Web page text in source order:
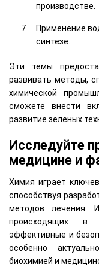
производстве.
Применение
синтезе.
Эти темы
развивать методы,
химической
сможете внести
развитие зеленых
Исследуйте
медицине и
Химия играет
способствуя
методов лечения.
происходящих в
эффективные и
особенно
биохимией и